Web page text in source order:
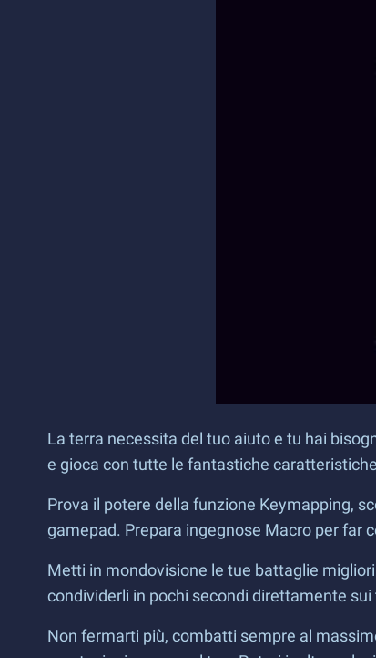
La terra necessita del tuo aiuto e tu hai
e gioca con tutte le fantastiche
Prova il potere della funzione Keymapping,
gamepad. Prepara ingegnose Macro per far
Metti in mondovisione le tue battaglie
condividerli in pochi secondi direttamente
Non fermarti più, combatti sempre al